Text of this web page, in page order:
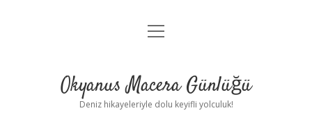
Anasayfa
Yasal Uyarı
menüyü
Okyanus Macera Günlüğü
Deniz hikayeleriyle dolu keyifli yolculuk!